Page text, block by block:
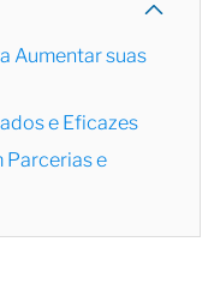
Aumentar suas
e Eficazes
e